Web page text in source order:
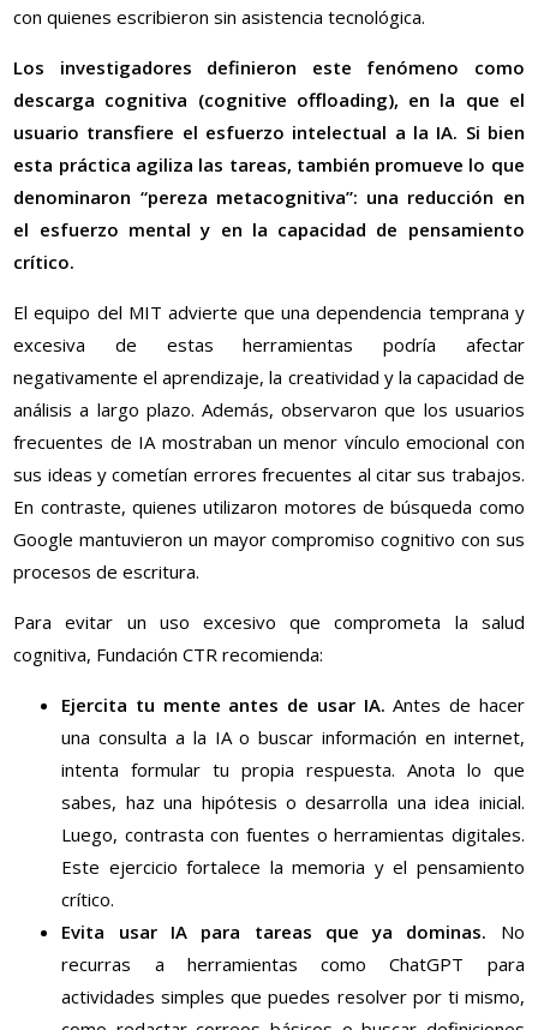
con quienes escribieron sin asistencia tecnológica.
Los investigadores definieron este fenómeno como
descarga cognitiva (cognitive offloading), en la que el
usuario transfiere el esfuerzo intelectual a la IA. Si bien
esta práctica agiliza las tareas, también promueve lo que
denominaron “pereza metacognitiva”: una reducción en
el esfuerzo mental y en la capacidad de pensamiento
crítico.
El equipo del MIT advierte que una dependencia temprana y
excesiva de estas herramientas podría afectar
negativamente el aprendizaje, la creatividad y la capacidad de
análisis a largo plazo. Además, observaron que los usuarios
frecuentes de IA mostraban un menor vínculo emocional con
sus ideas y cometían errores frecuentes al citar sus trabajos.
En contraste, quienes utilizaron motores de búsqueda como
Google mantuvieron un mayor compromiso cognitivo con sus
procesos de escritura.
Para evitar un uso excesivo que comprometa la salud
cognitiva, Fundación CTR recomienda:
Ejercita tu mente antes de usar IA. Antes de hacer
una consulta a la IA o buscar información en internet,
intenta formular tu propia respuesta. Anota lo que
sabes, haz una hipótesis o desarrolla una idea inicial.
Luego, contrasta con fuentes o herramientas digitales.
Este ejercicio fortalece la memoria y el pensamiento
crítico.
Evita usar IA para tareas que ya dominas. No
recurras a herramientas como ChatGPT para
actividades simples que puedes resolver por ti mismo,